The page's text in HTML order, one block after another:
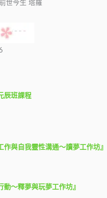
辰班課程
作與自我靈性溝通～讀夢工作坊』
動～釋夢與玩夢工作坊』